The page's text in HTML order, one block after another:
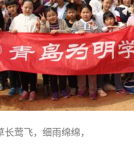
莺飞，细雨绵绵，